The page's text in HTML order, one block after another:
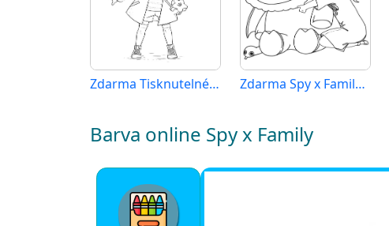
Zdarma Tisknutelné Spy x Family Zdarma Spy x Family Tisknutelné
Barva online Spy x Family